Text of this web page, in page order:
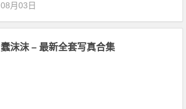
08月03日
蠢沫沫 – 最新全套写真合集